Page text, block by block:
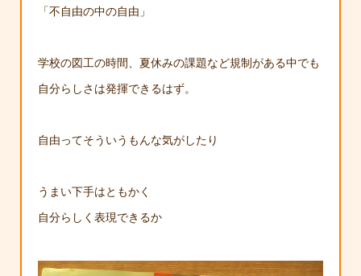
「不自由の中の自由」
学校の図工の時間、夏休みの課題など規制がある中でも
自分らしさは発揮できるはず。
自由ってそういうもんな気がしたり
うまい下手はともかく
自分らしく表現できるか